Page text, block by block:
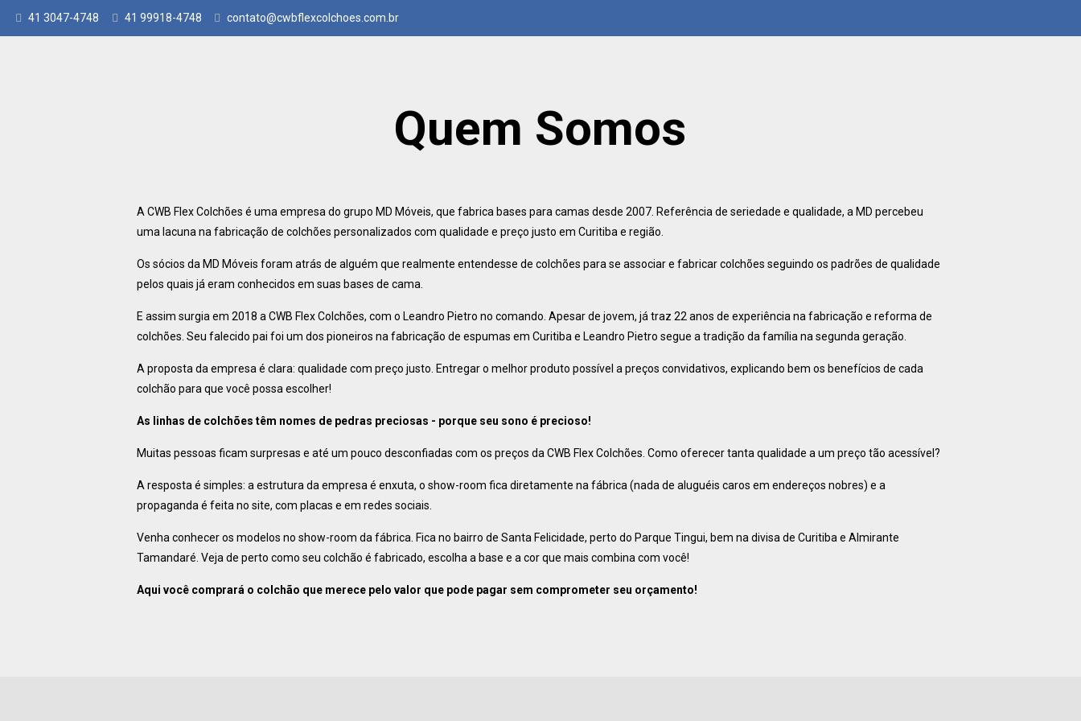
41 3047-4748 41 99918-4748 contato@cwbflexcolchoes.com.br
Quem Somos
A CWB Flex Colchões é uma empresa do grupo MD Móveis, que fabrica bases para camas desde 2007. Referência de seriedade e qualidade, a MD percebeu
uma lacuna na fabricação de colchões personalizados com qualidade e preço justo em Curitiba e região.
Os sócios da MD Móveis foram atrás de alguém que realmente entendesse de colchões para se associar e fabricar colchões seguindo os padrões de qualidade
pelos quais já eram conhecidos em suas bases de cama.
E assim surgia em 2018 a CWB Flex Colchões, com o Leandro Pietro no comando. Apesar de jovem, já traz 22 anos de experiência na fabricação e reforma de
colchões. Seu falecido pai foi um dos pioneiros na fabricação de espumas em Curitiba e Leandro Pietro segue a tradição da família na segunda geração.
A proposta da empresa é clara: qualidade com preço justo. Entregar o melhor produto possível a preços convidativos, explicando bem os benefícios de cada
colchão para que você possa escolher!
As linhas de colchões têm nomes de pedras preciosas - porque seu sono é precioso!
Muitas pessoas ficam surpresas e até um pouco desconfiadas com os preços da CWB Flex Colchões. Como oferecer tanta qualidade a um preço tão acessível?
A resposta é simples: a estrutura da empresa é enxuta, o show-room fica diretamente na fábrica (nada de aluguéis caros em endereços nobres) e a
propaganda é feita no site, com placas e em redes sociais.
Venha conhecer os modelos no show-room da fábrica. Fica no bairro de Santa Felicidade, perto do Parque Tingui, bem na divisa de Curitiba e Almirante
Tamandaré. Veja de perto como seu colchão é fabricado, escolha a base e a cor que mais combina com você!
Aqui você comprará o colchão que merece pelo valor que pode pagar sem comprometer seu orçamento!